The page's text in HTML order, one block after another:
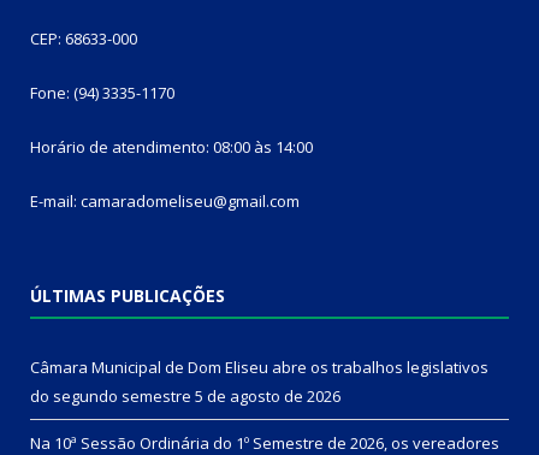
CEP: 68633-000
Fone: (94) 3335-1170
Horário de atendimento: 08:00 às 14:00
E-mail: camaradomeliseu@gmail.com
ÚLTIMAS PUBLICAÇÕES
Câmara Municipal de Dom Eliseu abre os trabalhos legislativos
do segundo semestre 5 de agosto de 2026
Na 10ª Sessão Ordinária do 1º Semestre de 2026, os vereadores